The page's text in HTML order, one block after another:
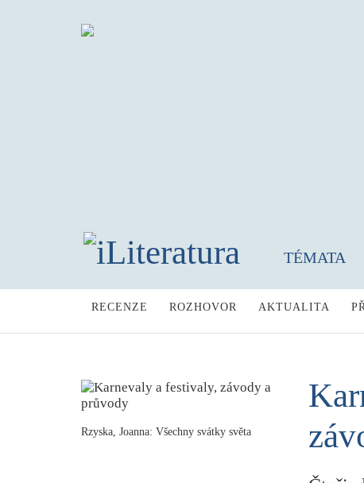
TÉMATA
RECENZE ROZHOVOR AKTUALITA
Rzyska, Joanna: Všechny svátky světa